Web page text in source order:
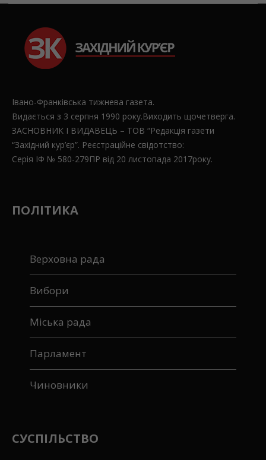
Івано-Франківська тижнева газета.
Видається з 3 серпня 1990 року.Виходить щочетверга.
ЗАСНОВНИК І ВИДАВЕЦЬ – ТОВ “Редакція газети
“Західний кур’єр”. Реєстраційне свідотство:
Серія ІФ № 580-279ПР від 20 листопада 2017року.
ПОЛІТИКА
Верховна рада
Вибори
Міська рада
Парламент
Чиновники
СУСПІЛЬСТВО